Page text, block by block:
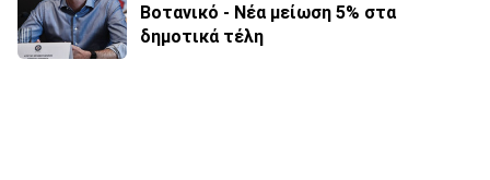
Βοτανικό - Νέα μείωση 5% στα
δημοτικά τέλη